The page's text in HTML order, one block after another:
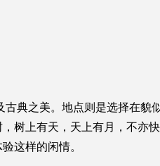
典之美。地点则是选择在貌
树上有天，天上有月，不亦
这样的闲情。